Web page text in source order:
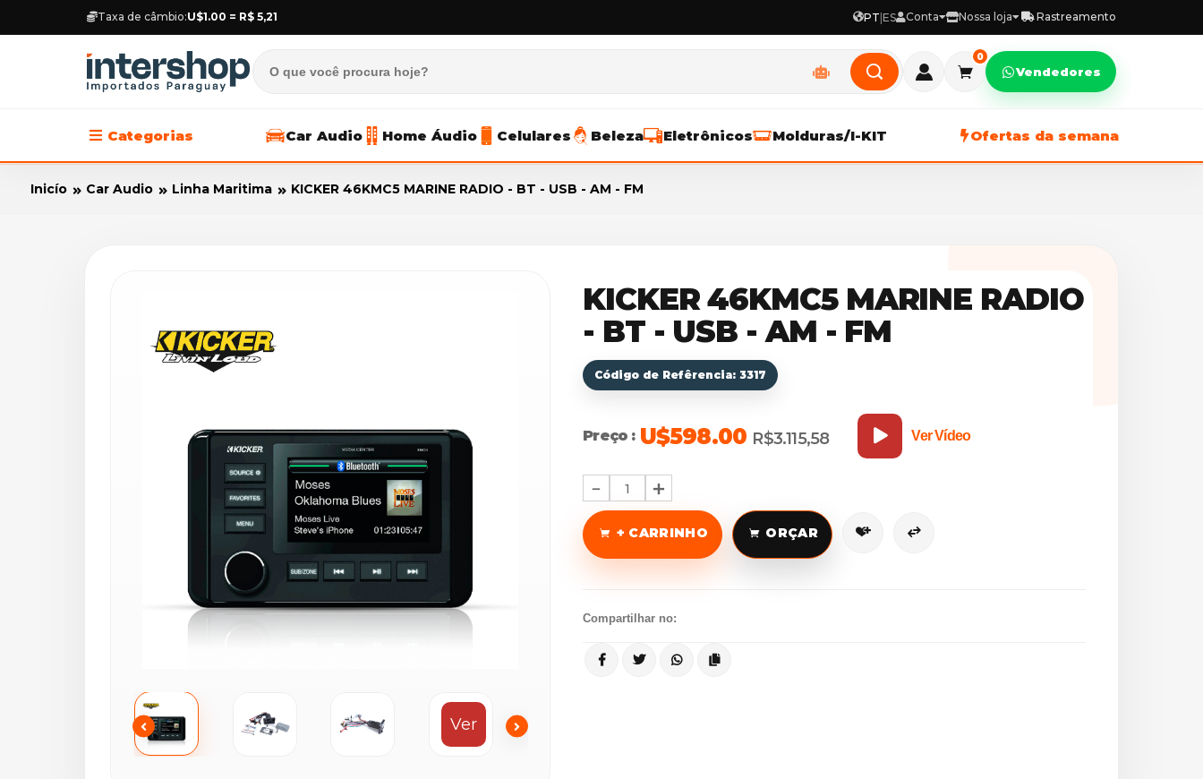
Taxa de câmbio:U$1.00 = R$ 5,21 PT|ES Conta Nossa loja Rastreamento
0
Vendedores
Categorias Car Audio Home Áudio Celulares Beleza Eletrônicos Molduras/I-KIT Ofertas da semana
Inicío Car Audio Linha Maritima KICKER 46KMC5 MARINE RADIO - BT - USB - AM - FM
Ver
KICKER 46KMC5 MARINE RADIO
- BT - USB - AM - FM
Código de Refêrencia: 3317
Preço : U$598.00 R$3.115,58 Ver Vídeo
1
+ CARRINHO ORÇAR
Compartilhar no: